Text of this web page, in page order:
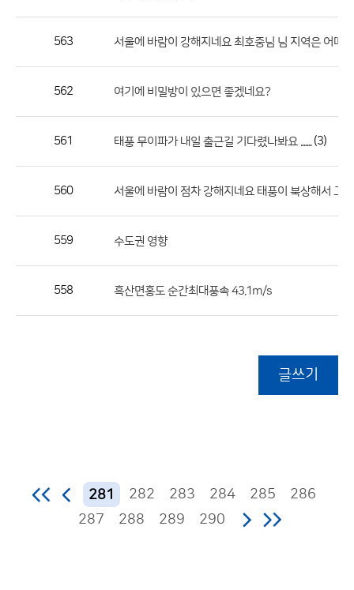
공
563 서울에 바람이 강해지네요 최호중님 님 지역은 어떠
562 여기에 비밀방이 있으면 좋겠네요?
561 태풍 무이파가 내일 출근길 기다렸나봐요 ....... (3)
560 서울에 바람이 점차 강해지네요 태풍이 북상해서 그
559 수도권 영향
558 흑산면홍도 순간최대풍속 43.1m/s
글쓰기
281 282 283 284 285
286
287
288 289 290